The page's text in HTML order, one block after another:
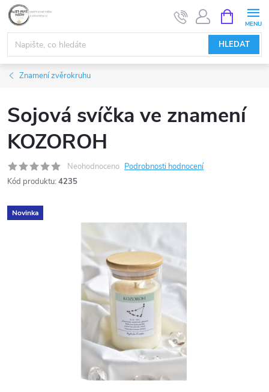
Přejít
obsah
HLEDAT
NÁKUPNÍ
KOŠÍK
Znamení zvěrokruhu
Sojová svíčka ve znamení
KOZOROH
Neohodnoceno Podrobnosti hodnocení
Kód produktu: 4235
Novinka